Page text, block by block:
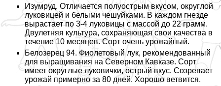
Изумруд. Отличается полуострым вкусом, округлой
луковицей и белыми чешуйками. В каждом гнезде
вырастает по 3-4 луковицы с массой до 22 грамм.
Двулетняя культура, сохраняющая свои качества в
течение 10 месяцев. Сорт очень урожайный.
Белозерец 94. Фиолетовый лук, рекомендованный
для выращивания на Северном Кавказе. Сорт
имеет округлые луковички, острый вкус. Созревает
урожай примерно за 80 дней. Хорошо ветвится.